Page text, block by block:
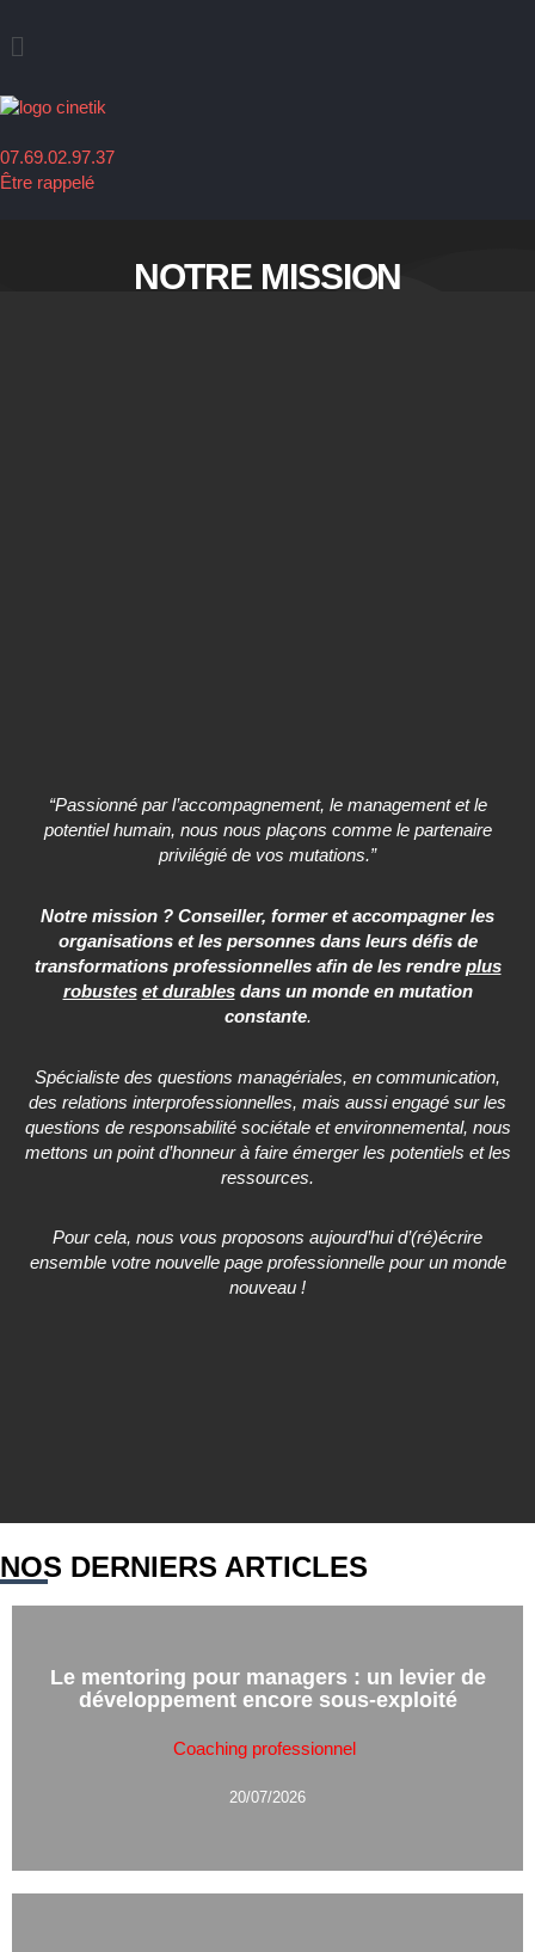
au
contenu
07.69.02.97.37
Être rappelé
NOTRE MISSION
“Passionné par l’accompagnement, le management et le
potentiel humain, nous nous plaçons comme le partenaire
privilégié de vos mutations.”
Notre mission ? Conseiller, former et accompagner les
organisations et les personnes dans leurs défis de
transformations professionnelles afin de les rendre plus
robustes et durablesdans un monde en mutation
constante.
Spécialiste des questions managériales, en communication,
des relations interprofessionnelles, mais aussi engagé sur les
questions de responsabilité sociétale et environnemental, nous
mettons un point d’honneur à faire émerger les potentiels et les
ressources.
Pour cela, nous vous proposons aujourd’hui d’(ré)écrire
ensemble votre nouvelle page professionnelle pour un monde
nouveau !
NOS DERNIERS ARTICLES
Le mentoring pour managers : un levier de
développement encore sous-exploité
Coaching professionnel
20/07/2026